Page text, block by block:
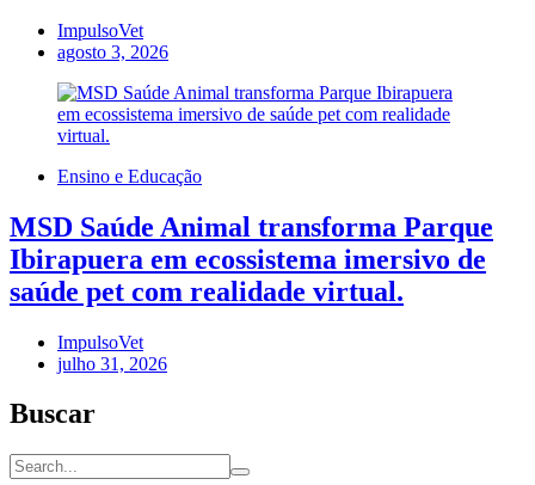
ImpulsoVet
agosto 3, 2026
Ensino e Educação
MSD Saúde Animal transforma Parque
Ibirapuera em ecossistema imersivo de
saúde pet com realidade virtual.
ImpulsoVet
julho 31, 2026
Buscar